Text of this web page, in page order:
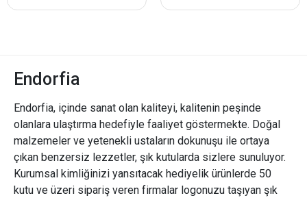
Endorfia
Endorfia, içinde sanat olan kaliteyi, kalitenin peşinde
olanlara ulaştırma hedefiyle faaliyet göstermekte. Doğal
malzemeler ve yetenekli ustaların dokunuşu ile ortaya
çıkan benzersiz lezzetler, şık kutularda sizlere sunuluyor.
Kurumsal kimliğinizi yansıtacak hediyelik ürünlerde 50
kutu ve üzeri sipariş veren firmalar logonuzu taşıyan şık